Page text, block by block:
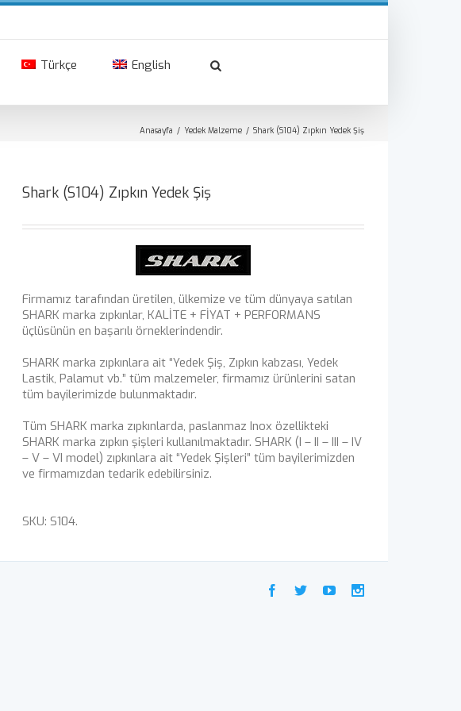
Türkçe English
Anasayfa Yedek Malzeme Shark (S104) Zıpkın Yedek Şiş
Shark (S104) Zıpkın Yedek Şiş
Firmamız tarafından üretilen, ülkemize ve tüm dünyaya satılan
SHARK marka zıpkınlar, KALİTE + FİYAT + PERFORMANS
üçlüsünün en başarılı örneklerindendir.
SHARK marka zıpkınlara ait “Yedek Şiş, Zıpkın kabzası, Yedek
Lastik, Palamut vb.” tüm malzemeler, firmamız ürünlerini satan
tüm bayilerimizde bulunmaktadır.
Tüm SHARK marka zıpkınlarda, paslanmaz Inox özellikteki
SHARK marka zıpkın şişleri kullanılmaktadır. SHARK (I – II – III – IV
– V – VI model) zıpkınlara ait “Yedek Şişleri” tüm bayilerimizden
ve firmamızdan tedarik edebilirsiniz.
SKU: S104.